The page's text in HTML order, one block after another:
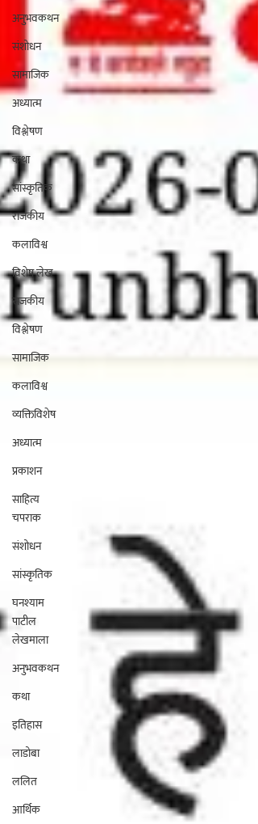
अनुभवकथन
संशोधन
सामाजिक
अध्यात्म
विश्लेषण
कथा
सांस्कृतिक
राजकीय
कलाविश्व
विशेष लेख
राजकीय
विश्लेषण
सामाजिक
कलाविश्व
व्यक्तिविशेष
अध्यात्म
प्रकाशन
साहित्य
चपराक
संशोधन
सांस्कृतिक
घनश्याम
पाटील
लेखमाला
अनुभवकथन
कथा
इतिहास
लाडोबा
ललित
आर्थिक